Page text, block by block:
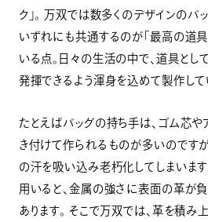
ク」。 万双では数多くのデザインのバ
いずれにも共通するのが「最高の道具
いる点。日々の生活の中で、道具とし
発揮できるよう渾身を込めて製作して
たとえばバッグの持ち手は、ゴム芯
き付けて作られるものが多いのです
の汗を吸い込み老朽化してしまいます
用いると、金属の強さに表面の革が
あります。 そこで万双では、革を積み